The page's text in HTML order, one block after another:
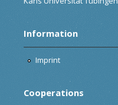
Information
Imprint
Cooperations